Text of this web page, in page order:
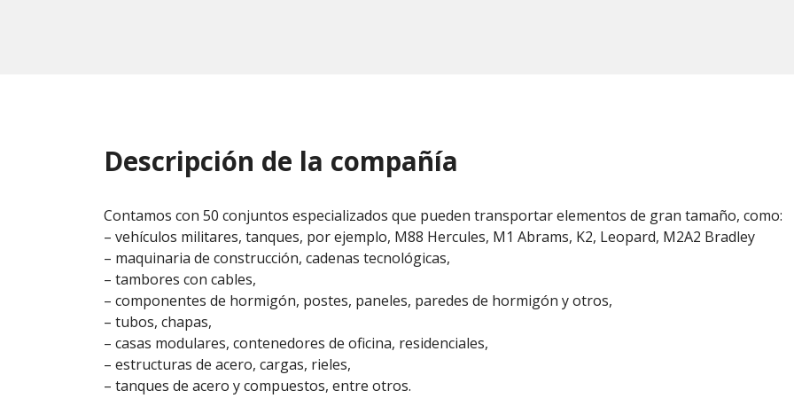
Descripción de la compañía
Contamos con 50 conjuntos especializados que pueden transportar elementos de gran tamaño, como:
– vehículos militares, tanques, por ejemplo, M88 Hercules, M1 Abrams, K2, Leopard, M2A2 Bradley
– maquinaria de construcción, cadenas tecnológicas,
– tambores con cables,
– componentes de hormigón, postes, paneles, paredes de hormigón y otros,
– tubos, chapas,
– casas modulares, contenedores de oficina, residenciales,
– estructuras de acero, cargas, rieles,
– tanques de acero y compuestos, entre otros.